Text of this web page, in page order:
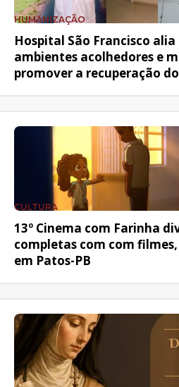
HUMANIZAÇÃO
Hospital São Francisco
ambientes acolhedores e
promover a recuperação
CULTURA
13º Cinema com Farinha
completas com com
em Patos-PB